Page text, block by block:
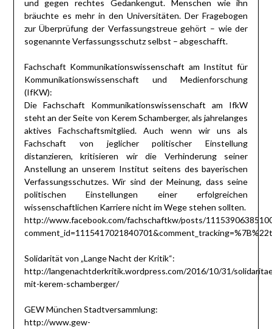
und gegen rechtes Gedankengut. Menschen wie ihn
bräuchte es mehr in den Universitäten. Der Fragebogen
zur Überprüfung der Verfassungstreue gehört – wie der
sogenannte Verfassungsschutz selbst – abgeschafft.
Fachschaft Kommunikationswissenschaft am Institut für
Kommunikationswissenschaft und Medienforschung
(IfKW):
Die Fachschaft Kommunikationswissenschaft am IfkW
steht an der Seite von Kerem Schamberger, als jahrelanges
aktives Fachschaftsmitglied. Auch wenn wir uns als
Fachschaft von jeglicher politischer Einstellung
distanzieren, kritisieren wir die Verhinderung seiner
Anstellung an unserem Institut seitens des bayerischen
Verfassungsschutzes. Wir sind der Meinung, dass seine
politischen Einstellungen einer erfolgreichen
wissenschaftlichen Karriere nicht im Wege stehen sollten.
http://www.facebook.com/fachschaftkw/posts/
Solidarität von „Lange Nacht der Kritik“:
http://langenachtderkritik.wordpress.com/2016/10/31/
mit-kerem-schamberger/
GEW München Stadtversammlung:
http://www.gew-